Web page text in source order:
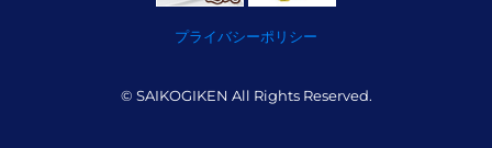
© SAIKOGIKEN All Rights Reserved.
プライバシーポリシー